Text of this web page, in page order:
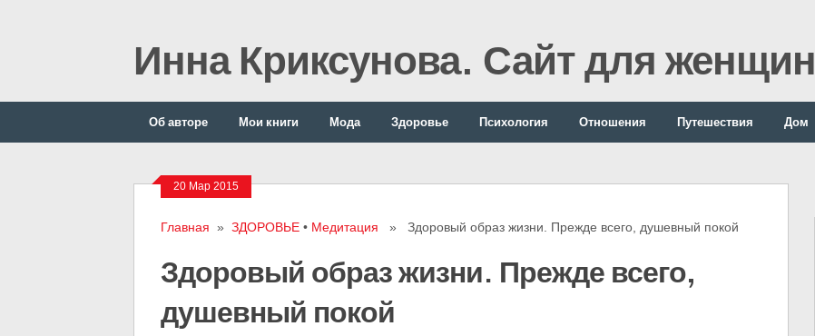
Инна Криксунова. Сайт для женщин
Об авторе Мои книги Мода Здоровье Психология Отношения Путешествия Дом
20 Мар 2015
Главная » ЗДОРОВЬЕ• Медитация » Здоровый образ жизни. Прежде всего, душевный покой
Здоровый образ жизни. Прежде всего,
душевный покой